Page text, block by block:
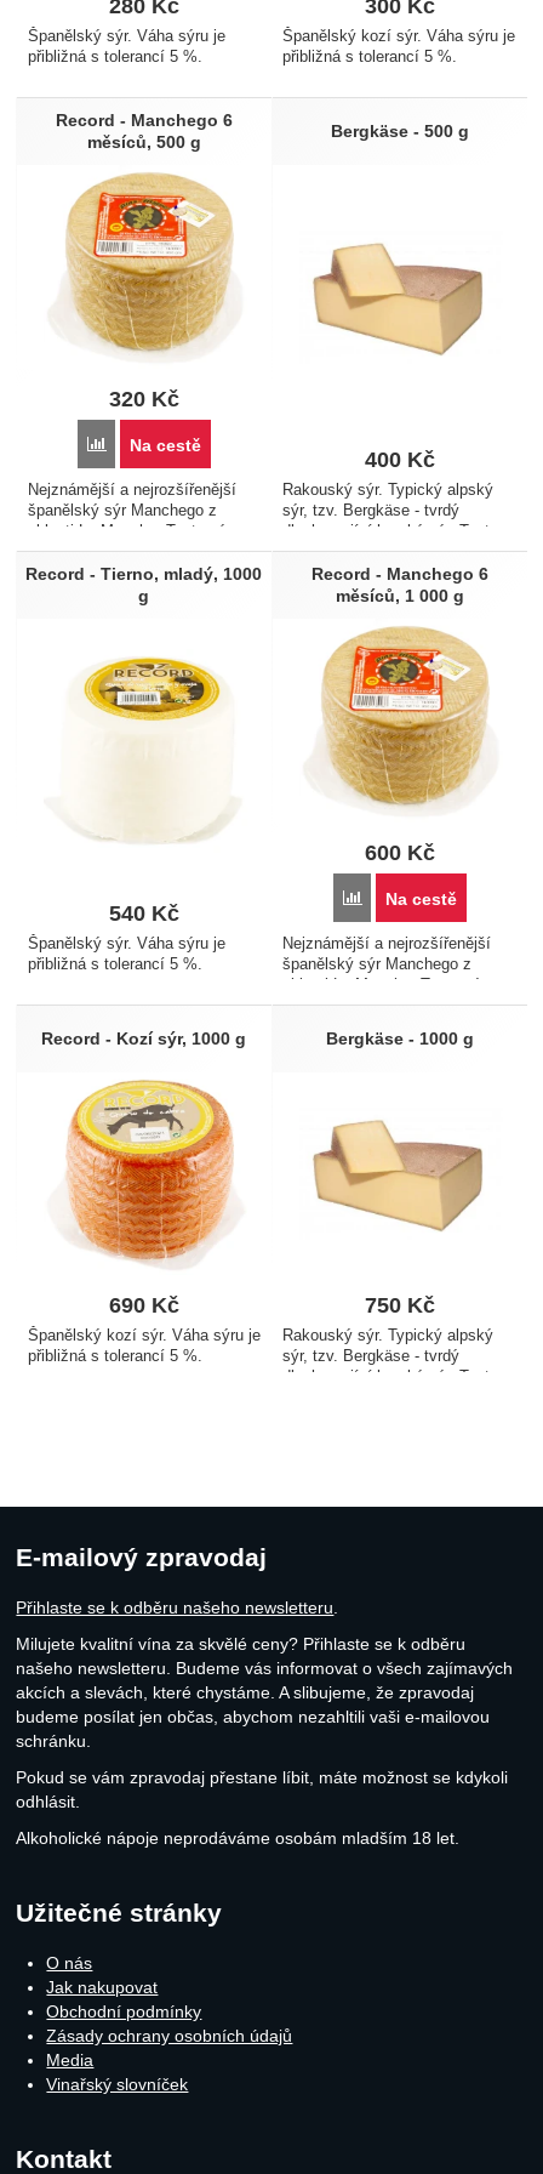
280 Kč
Španělský sýr. Váha sýru je
přibližná s tolerancí 5 %.
300 Kč
Španělský kozí sýr. Váha sýru je
přibližná s tolerancí 5 %.
Record - Manchego 6
měsíců, 500 g
320 Kč
Přidat 'Record - Manchego 6 měsíců, 500 g' k porovnání
Na cestě
Nejznámější a nejrozšířenější
španělský sýr Manchego z
oblasti La Mancha. Tento sýr
zrál po dobu 6 měsíců, kdy
došlo také k jeho částečnému
vysušení a zvýraznění chuti.
Bergkäse - 500 g
400 Kč
Rakouský sýr. Typický alpský
sýr, tzv. Bergkäse - tvrdý
dlouhozrající horský sýr. Tento
horský sýr je vyrobený z mléka
od krav, krmených výhradně v
létě trávou a v zimě senem, tedy
Record - Tierno, mladý, 1000
g
540 Kč
Španělský sýr. Váha sýru je
přibližná s tolerancí 5 %.
Record - Manchego 6
měsíců, 1 000 g
600 Kč
Přidat 'Record -
Na cestě
Nejznámější a nejrozšířenější
španělský sýr Manchego z
oblasti La Mancha. Tento sýr
zrál po dobu 6 měsíců, kdy
vysušení a zvýraznění chuti.
Record - Kozí sýr, 1000 g
690 Kč
Španělský kozí sýr. Váha sýru je
přibližná s tolerancí 5 %.
Bergkäse - 1000 g
750 Kč
Rakouský sýr. Typický alpský
sýr, tzv. Bergkäse - tvrdý
dlouhozrající horský sýr. Tento
E-mailový zpravodaj
Přihlaste se k odběru našeho newsletteru.
Milujete kvalitní vína za skvělé ceny? Přihlaste se k odběru
našeho newsletteru. Budeme vás informovat o všech zajímavých
akcích a slevách, které chystáme. A slibujeme, že zpravodaj
budeme posílat jen občas, abychom nezahltili vaši e-mailovou
schránku.
Pokud se vám zpravodaj přestane líbit, máte možnost se kdykoli
odhlásit.
Alkoholické nápoje neprodáváme osobám mladším 18 let.
Užitečné stránky
O nás
Jak nakupovat
Obchodní podmínky
Zásady ochrany osobních údajů
Media
Vinařský slovníček
Kontakt